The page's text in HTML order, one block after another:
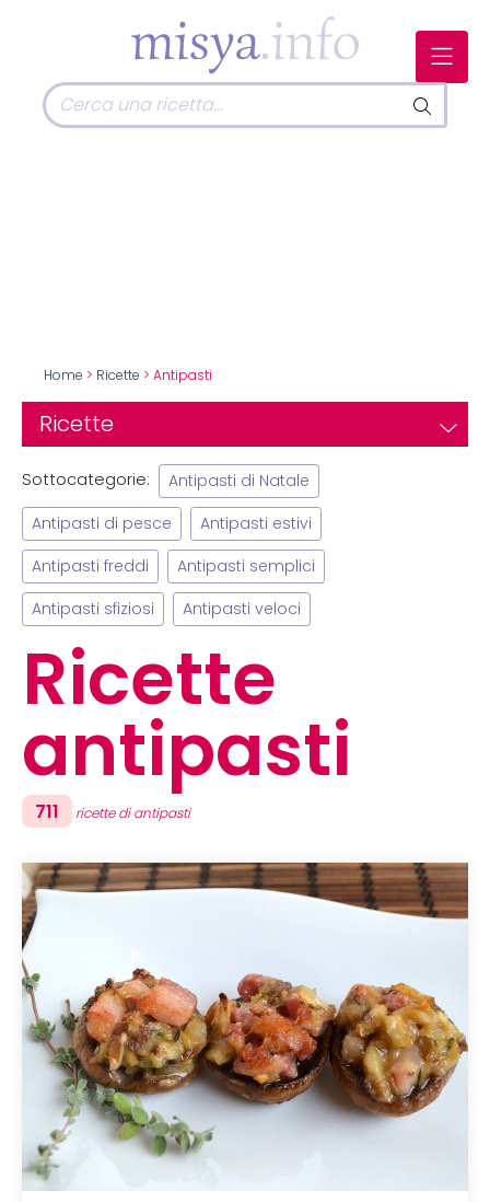
Home > Ricette > Antipasti
Ricette
Sottocategorie: Antipasti di Natale
Antipasti di pesce Antipasti estivi
Antipasti freddi Antipasti semplici
Antipasti sfiziosi Antipasti veloci
Ricette
antipasti
711 ricette di antipasti